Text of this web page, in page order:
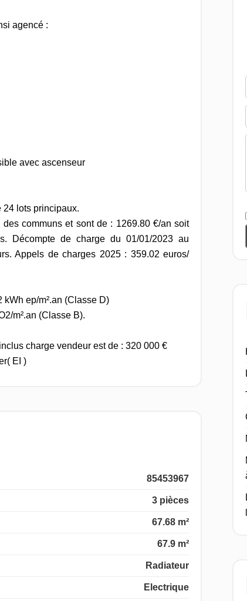
agencé :
avec ascenseur
24 lots principaux.
communs et sont de : 1269.80 €/an soit
Décompte de charge du 01/01/2023 au
Appels de charges 2025 : 359.02 euros/
ep/m².an (Classe D)
m².an (Classe B).
charge vendeur est de : 320 000 €
EI )
85453967
3 pièces
67.68 m²
67.9 m²
Radiateur
Electrique